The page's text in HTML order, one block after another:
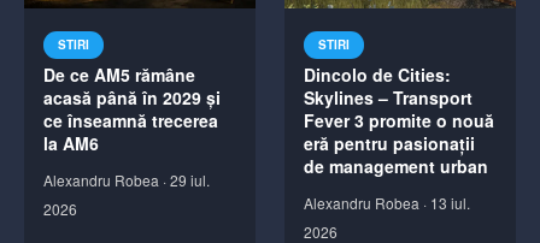
STIRI
De ce AM5 rămâne
acasă până în 2029 și
ce înseamnă trecerea
la AM6
Alexandru Robea ·29 iul.
2026
STIRI
Dincolo de Cities:
Skylines – Transport
Fever 3 promite o nouă
eră pentru pasionații
de management urban
Alexandru Robea · 13 iul.
2026